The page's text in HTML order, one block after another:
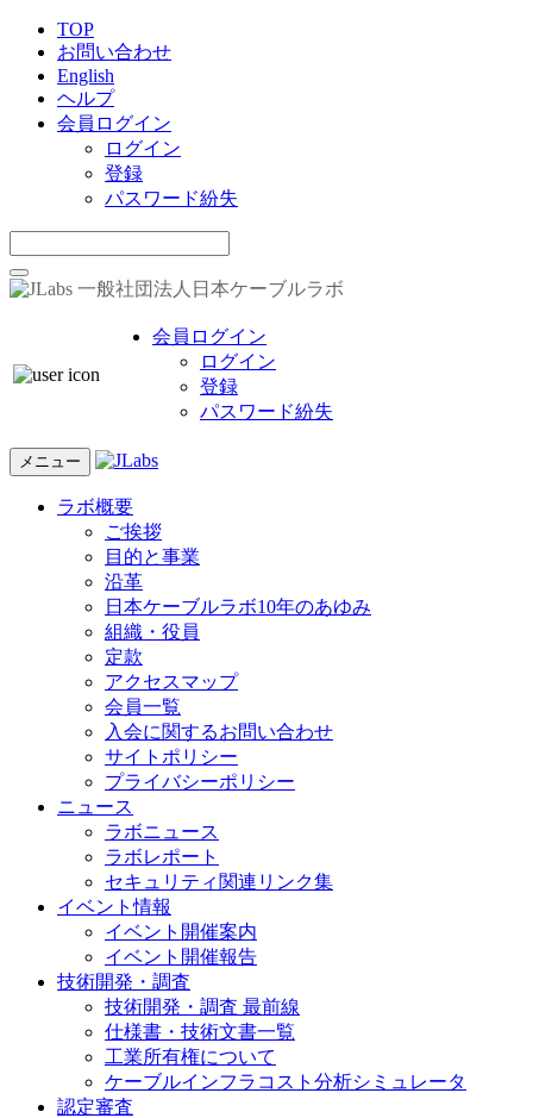
TOP
お問い合わせ
English
ヘルプ
会員ログイン
ログイン
登録
パスワード紛失
一般社団法人日本ケーブルラボ
会員ログイン
ログイン
登録
パスワード紛失
メニュー
ラボ概要
ご挨拶
目的と事業
沿革
日本ケーブルラボ10年のあゆみ
組織・役員
定款
アクセスマップ
会員一覧
入会に関するお問い合わせ
サイトポリシー
プライバシーポリシー
ニュース
ラボニュース
ラボレポート
セキュリティ関連リンク集
イベント情報
イベント開催案内
イベント開催報告
技術開発・調査
技術開発・調査 最前線
仕様書・技術文書一覧
工業所有権について
ケーブルインフラコスト分析シミュレータ
認定審査